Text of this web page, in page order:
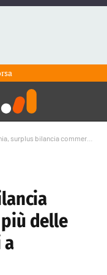
commerciale scende più delle attese a 15,3 miliardi a settembre
delle
a